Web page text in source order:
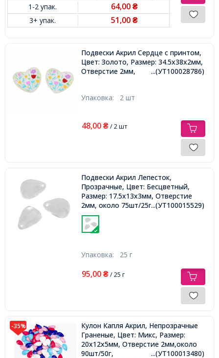
1-2 упак.
64,00₴
3+ упак. 51,00₴
Подвески Акрил Сердце с принтом,
Цвет: Золото, Размер: 34.5х38х2мм,
Отверстие 2мм,
...(УТ100028786)
Упаковка: 2 шт
48,00 ₴/ 2 шт
Подвески Акрил Лепесток,
Прозрачные, Цвет: Бесцветный,
Размер: 17.5x13x3мм, Отверстие
2мм, около 75шт/25г...(УТ100015529)
Упаковка: 25 г
95,00 ₴/ 25 г
-35%
Кулон Капля Акрил, Непрозрачные
Граненые, Цвет: Микс, Размер:
20х12х5мм, Отверстие 2мм,около
90шт/50г,
...(УТ100013480)